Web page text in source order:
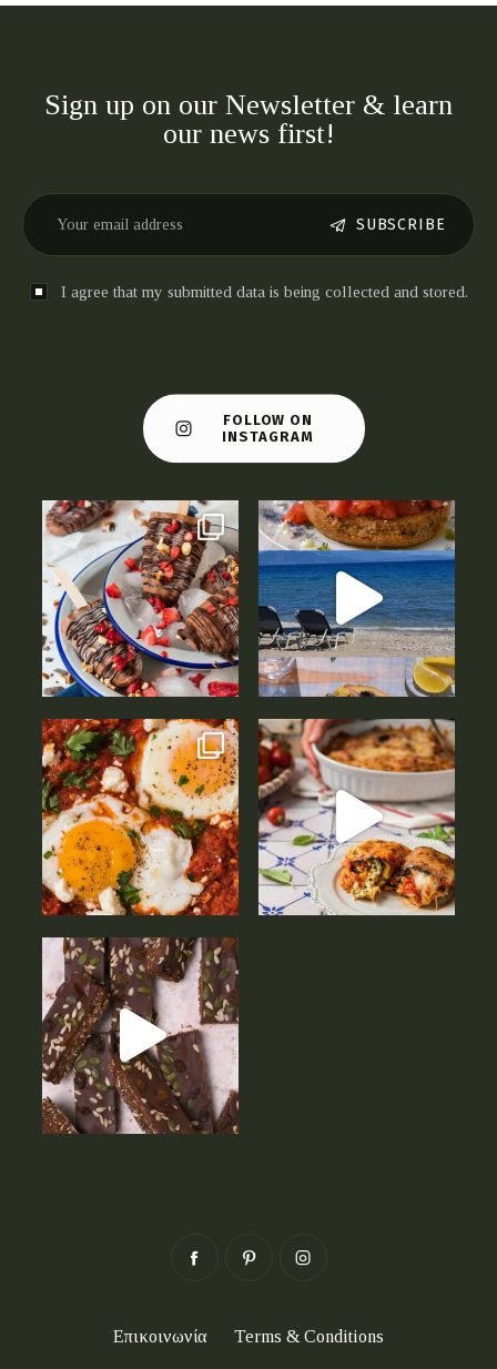
Sign up on our Newsletter & learn
our news first!
SUBSCRIBE
I agree that my submitted data is being collected and stored.
FOLLOW ON
INSTAGRAM
Επικοινωνία Terms & Conditions